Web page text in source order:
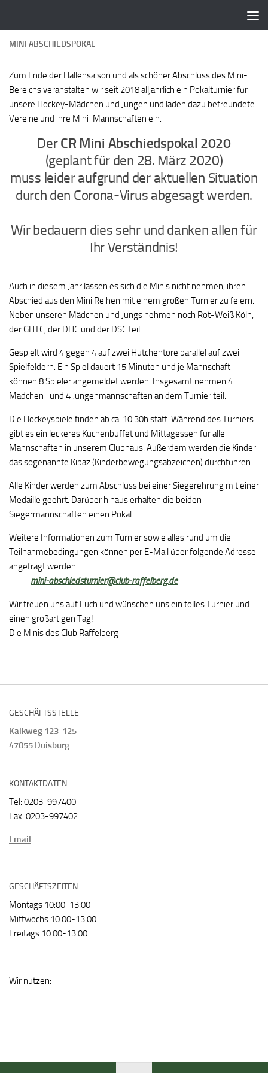
MINI ABSCHIEDSPOKAL
Zum Ende der Hallensaison und als schöner Abschluss des Mini-
Bereichs veranstalten wir seit 2018 alljährlich ein Pokalturnier für
unsere Hockey-Mädchen und Jungen und laden dazu befreundete
Vereine und ihre Mini-Mannschaften ein.
DerCR Mini Abschiedspokal 2020
(geplant für den 28. März 2020)
muss leider aufgrund der aktuellen Situation
durch den Corona-Virus abgesagt werden.
Wir bedauern dies sehr und danken allen für
Ihr Verständnis!
Auch in diesem Jahr lassen es sich die Minis nicht nehmen, ihren
Abschied aus den Mini Reihen mit einem großen Turnier zu feiern.
Neben unseren Mädchen und Jungs nehmen noch Rot-Weiß Köln,
der GHTC, der DHC und der DSC teil.
Gespielt wird 4 gegen 4 auf zwei Hütchentore parallel auf zwei
Spielfeldern. Ein Spiel dauert 15 Minuten und je Mannschaft
können 8 Spieler angemeldet werden. Insgesamt nehmen 4
Mädchen- und 4 Jungenmannschaften an dem Turnier teil.
Die Hockeyspiele finden ab ca. 10.30h statt. Während des Turniers
gibt es ein leckeres Kuchenbuffet und Mittagessen für alle
Mannschaften in unserem Clubhaus. Außerdem werden die Kinder
das sogenannte Kibaz (Kinderbewegungsabzeichen) durchführen.
Alle Kinder werden zum Abschluss bei einer Siegerehrung mit einer
Medaille geehrt. Darüber hinaus erhalten die beiden
Siegermannschaften einen Pokal.
Weitere Informationen zum Turnier sowie alles rund um die
Teilnahmebedingungen können per E-Mail über folgende Adresse
angefragt werden:
mini-abschiedsturnier@club-raffelberg.de
Wir freuen uns auf Euch und wünschen uns ein tolles Turnier und
einen großartigen Tag!
Die Minis des Club Raffelberg
GESCHÄFTSSTELLE
Kalkweg 123-125
47055 Duisburg
KONTAKTDATEN
Tel: 0203-997400
Fax: 0203-997402
Email
GESCHÄFTSZEITEN
Montags 10:00-13:00
Mittwochs 10:00-13:00
Freitags 10:00-13:00
Wir nutzen: